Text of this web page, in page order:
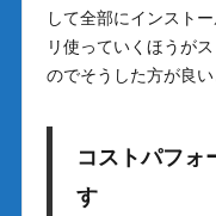
して全部にインスト
リ使っていくほうが
のでそうした方が良い
コストパフォ
す